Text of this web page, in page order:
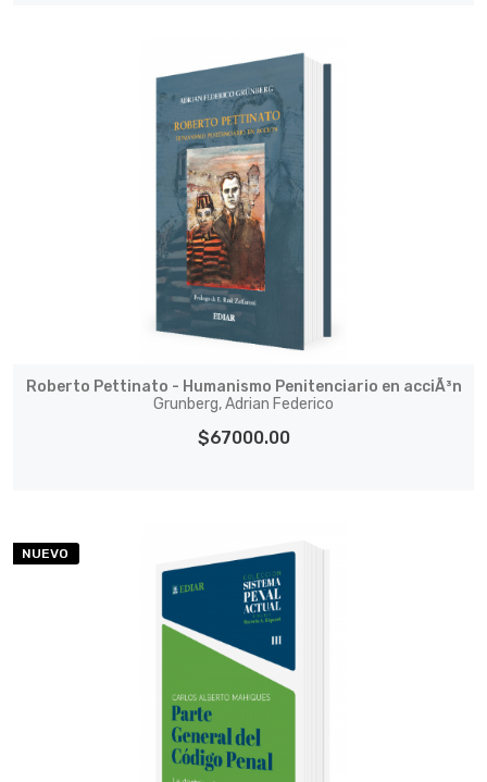
Roberto Pettinato - Humanismo Penitenciario en acciÃ³n
Grunberg, Adrian Federico
$67000.00
NUEVO